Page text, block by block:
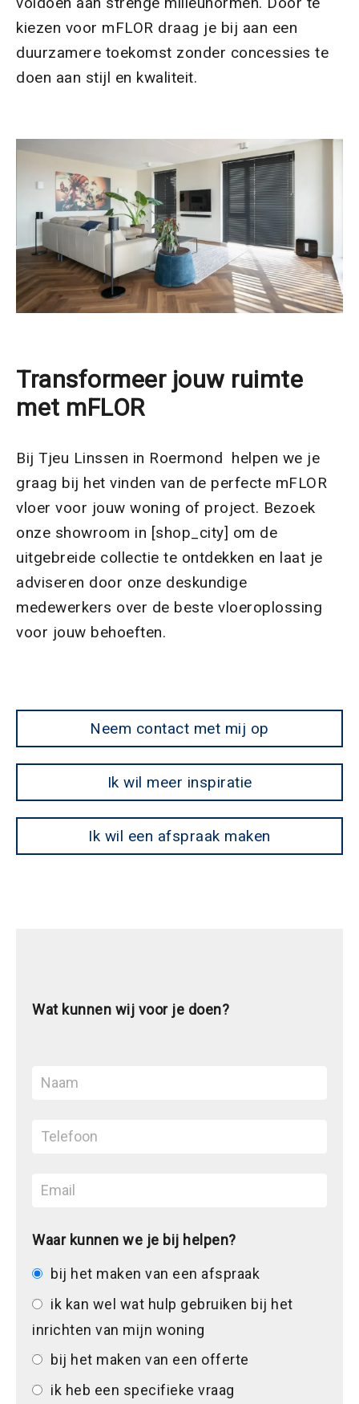
kiezen voor mFLOR draag je bij aan een
duurzamere toekomst zonder concessies te
doen aan stijl en kwaliteit.
Transformeer jouw ruimte
met mFLOR
Bij Tjeu Linssen in Roermond helpen we je
graag bij het vinden van de perfecte mFLOR
vloer voor jouw woning of project. Bezoek
onze showroom in [shop_city] om de
uitgebreide collectie te ontdekken en laat je
adviseren door onze deskundige
medewerkers over de beste vloeroplossing
voor jouw behoeften.
Neem contact met mij op
Ik wil meer inspiratie
Ik wil een afspraak maken
Wat kunnen wij voor je doen?
Waar kunnen we je bij helpen?
bij het maken van een afspraak
ik kan wel wat hulp gebruiken bij het
inrichten van mijn woning
bij het maken van een offerte
ik heb een specifieke vraag